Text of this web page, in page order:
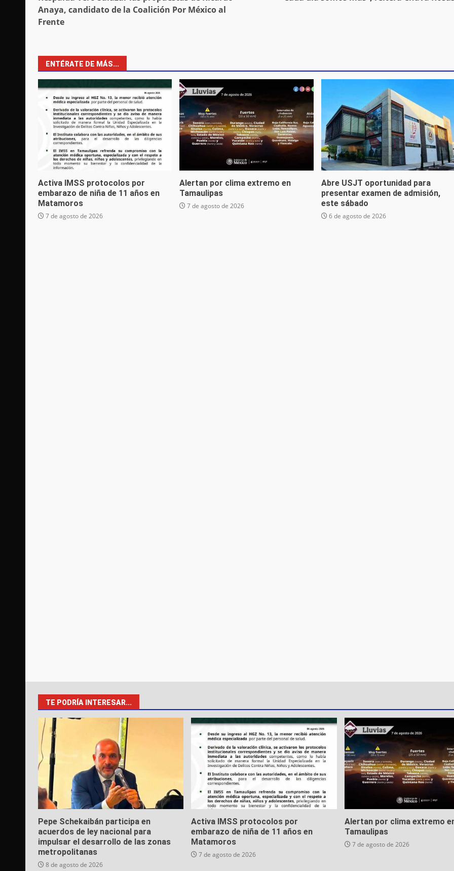
navigation
Anaya, candidato de la Coalición Por México al
Frente
ENTÉRATE DE MÁS...
Activa IMSS protocolos por
embarazo de niña de 11 años en
Matamoros
7 de agosto de 2026
Alertan por clima extremo en
Tamaulipas
7 de agosto de 2026
Abre USJT oportunidad para
presentar examen de admisión,
este sábado
6 de agosto de 2026
TE PODRÍA INTERESAR...
Pepe Schekaibán participa en
acuerdos de ley nacional para
impulsar el desarrollo de las zonas
metropolitanas
8 de agosto de 2026
Activa IMSS protocolos por
embarazo de niña de 11 años en
Matamoros
7 de agosto de 2026
Alertan por clima extremo
Tamaulipas
7 de agosto de 2026